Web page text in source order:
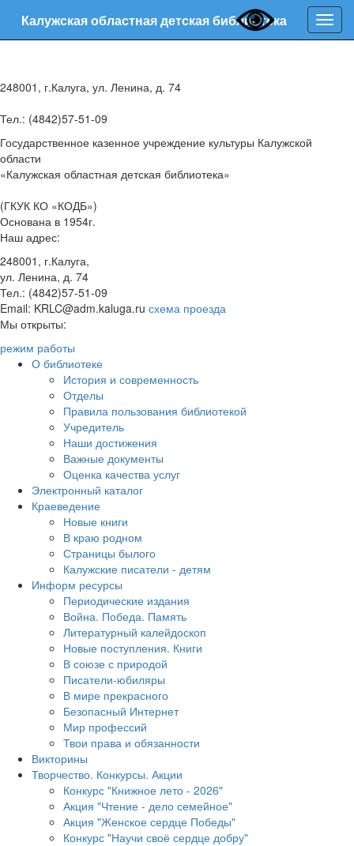
Калужская областная детская библиотека
248001, г.Калуга, ул. Ленина, д. 74
Тел.: (4842)57-51-09
Государственное казенное учреждение культуры Калужской
области
«Калужская областная детская библиотека»
(ГКУК КО «КОДБ»)
Основана в 1954г.
Наш адрес:
248001, г.Калуга,
ул. Ленина, д. 74
Тел.: (4842)57-51-09
Email: KRLC@adm.kaluga.ru схема проезда
Мы открыты:
режим работы
О библиотеке
История и современность
Отделы
Правила пользования библиотекой
Учредитель
Наши достижения
Важные документы
Оценка качества услуг
Электронный каталог
Краеведение
Новые книги
В краю родном
Страницы былого
Калужские писатели - детям
Информ ресурсы
Периодические издания
Война. Победа. Память
Литературный калейдоскоп
Новые поступления. Книги
В союзе с природой
Писатели-юбиляры
В мире прекрасного
Безопасный Интернет
Мир профессий
Твои права и обязанности
Викторины
Творчество. Конкурсы. Акции
Конкурс "Книжное лето - 2026"
Акция "Чтение - дело семейное"
Акция "Женское сердце Победы"
Конкурс "Научи своё сердце добру"